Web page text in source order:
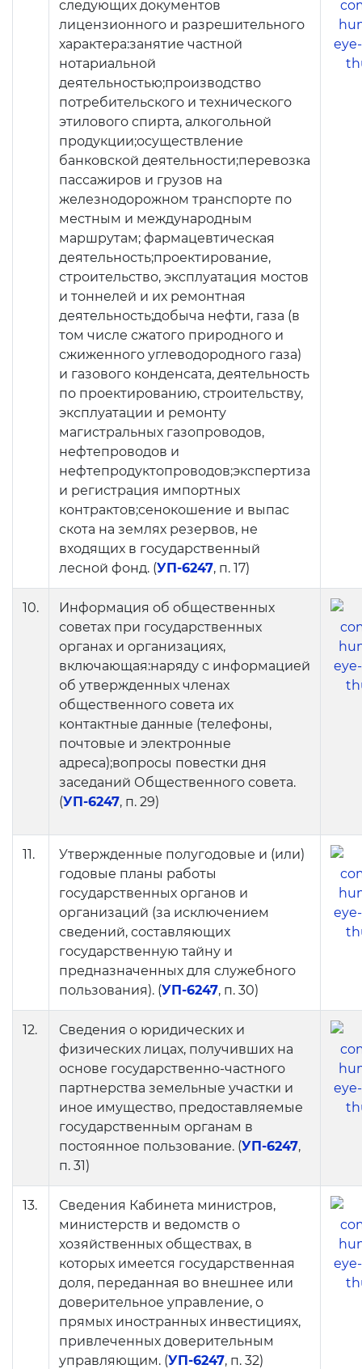
следующих документов
лицензионного и разрешительного
характера:занятие частной
нотариальной
деятельностью;производство
потребительского и технического
этилового спирта, алкогольной
продукции;осуществление
банковской деятельности;перевозка
пассажиров и грузов на
железнодорожном транспорте по
местным и международным
маршрутам; фармацевтическая
деятельность;проектирование,
строительство, эксплуатация мостов
и тоннелей и их ремонтная
деятельность;добыча нефти, газа (в
том числе сжатого природного и
сжиженного углеводородного газа)
и газового конденсата, деятельность
по проектированию, строительству,
эксплуатации и ремонту
магистральных газопроводов,
нефтепроводов и
нефтепродуктопроводов;экспертиза
и регистрация импортных
контрактов;сенокошение и выпас
скота на землях резервов, не
входящих в государственный
лесной фонд. (УП-6247, п. 17)
10.
Информация об общественных
советах при государственных
органах и организациях,
включающая:наряду с информацией
об утвержденных членах
общественного совета их
контактные данные (телефоны,
почтовые и электронные
адреса);вопросы повестки дня
заседаний Общественного совета.
(УП-6247, п. 29)
11.
Утвержденные полугодовые и (или)
годовые планы работы
государственных органов и
организаций (за исключением
сведений, составляющих
государственную тайну и
предназначенных для служебного
пользования). (УП-6247, п. 30)
12.
Сведения о юридических и
физических лицах, получивших на
основе государственно-частного
партнерства земельные участки и
иное имущество, предоставляемые
государственным органам в
постоянное пользование. (УП-6247,
п. 31)
13.
Сведения Кабинета министров,
министерств и ведомств о
хозяйственных обществах, в
которых имеется государственная
доля, переданная во внешнее или
доверительное управление, о
прямых иностранных инвестициях,
привлеченных доверительным
управляющим. (УП-6247, п. 32)